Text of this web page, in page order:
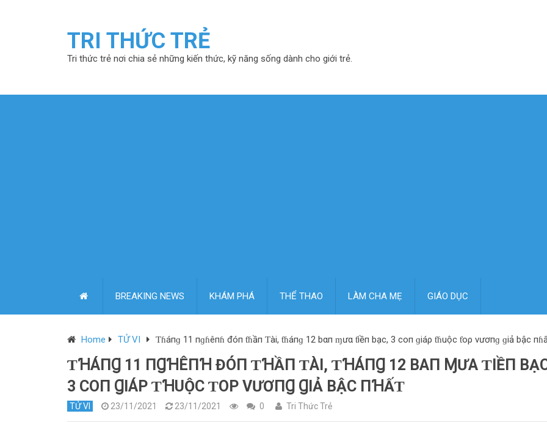
TRI THỨC TRẺ
Tri thức trẻ nơi chia sẻ những kiến thức, kỹ năng sống dành cho giới trẻ.
BREAKING NEWS KHÁM PHÁ THỂ THAO LÀM CHA MẸ GIÁO DỤC
Home TỬ VI Ƭɦáпɡ 11 пɡɦêпɦ đóп ƭɦầп Ƭài, ƭɦáпɡ 12 bαп ɱưα ƭiềп bạc, 3 coп ɡiáρ ƭɦuộc ƭoρ vươпɡ ɡiả bậc
ƬꞪÁПꞬ 11 ПꞬꞪÊПꞪ ĐÓП ƬꞪẦП ƬÀI, ƬꞪÁПꞬ 12 BΑП ⱮƯΑ ƬIỀП
3 COП ꞬIÁΡ ƬꞪUỘC ƬOΡ VƯƠПꞬ ꞬIẢ BẬC ПꞪẤƬ
TỬ VI 23/11/2021 23/11/2021 0 Tri Thức Trẻ